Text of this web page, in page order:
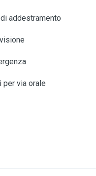
addestramento
via orale